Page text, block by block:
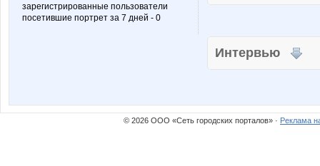
зарегистрированные пользователи
посетившие портрет за 7 дней - 0
Интервью
© 2026 ООО «Сеть городских порталов» · Реклама